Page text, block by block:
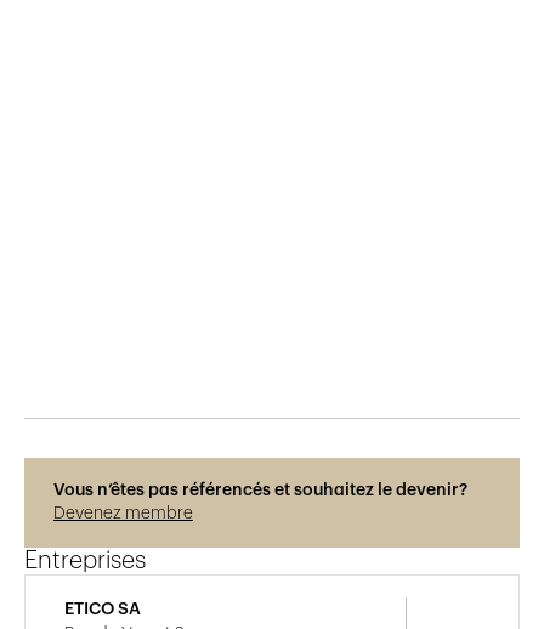
Vous n’êtes pas référencés et souhaitez le devenir?
Devenez membre
Entreprises
ETICO SA